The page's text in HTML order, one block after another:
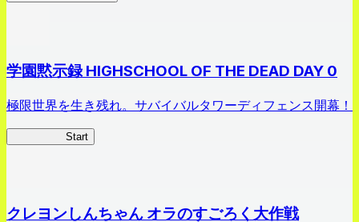
学園黙示録 HIGHSCHOOL OF THE DEAD DAY 0
極限世界を生き残れ。サバイバルタワーディフェンス開幕！
Start
クレヨンしんちゃん オラのすごろく大作戦